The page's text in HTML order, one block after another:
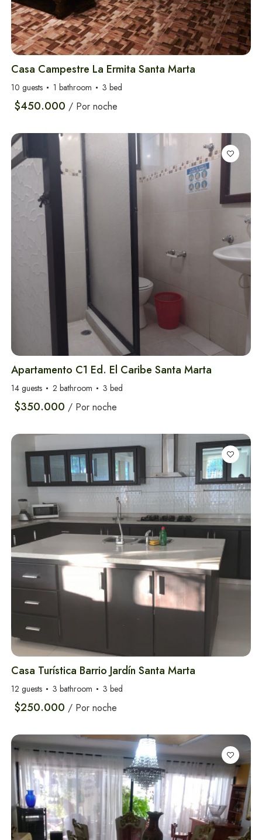
Alquiler de Yates
en Santa Marta
Actividades y tours
en Santa Marta
Apartamentos en
Santa Marta
Hoteles en Santa
Marta
Alquiler de Carros
en Santa Marta
Experiencias más reservas en
Santa Marta
Parque Tayrona - Cabo San Juan Cabo de la Vela
Casa Campestre La Ermita Santa Marta
10 guests 1 bathroom 3 bed
$450.000 / Por noche
Apartamento C1 Ed. El Caribe Santa Marta
14 guests 2 bathroom 3 bed
$350.000 / Por noche
Casa Turística Barrio Jardín Santa Marta
12 guests 3 bathroom 3 bed
$250.000 / Por noche